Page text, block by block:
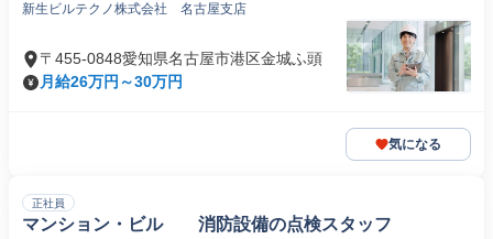
新生ビルテクノ株式会社 名古屋支店
〒455-0848愛知県名古屋市港区金城ふ頭
月給26万円～30万円
気になる
正社員
マンション・ビル 消防設備の点検スタッフ